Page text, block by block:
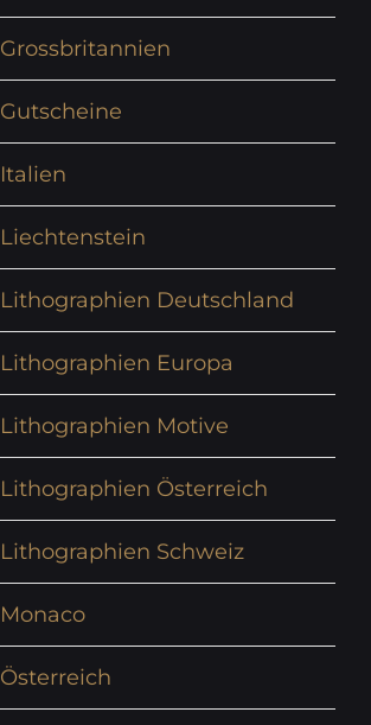
Grossbritannien
Gutscheine
Italien
Liechtenstein
Lithographien Deutschland
Lithographien Europa
Lithographien Motive
Lithographien Österreich
Lithographien Schweiz
Monaco
Österreich